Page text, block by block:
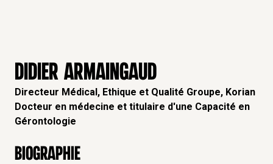
DIDIER ARMAINGAUD
Directeur Médical, Ethique et Qualité Groupe, Korian
Docteur en médecine et titulaire d'une Capacité en
Gérontologie
Biographie